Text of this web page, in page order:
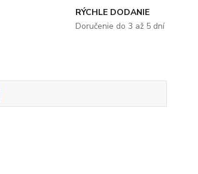
RÝCHLE DODANIE
Doručenie do 3 až 5 dní